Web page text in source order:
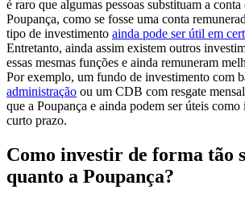
é raro que algumas pessoas substituam a
Poupança, como se fosse uma conta
tipo de investimento ainda pode ser útil em
Entretanto, ainda assim existem outros
essas mesmas funções e ainda remuneram
Por exemplo, um fundo de investimento com
administração ou um CDB com resgate
que a Poupança e ainda podem ser úteis
curto prazo.
Como investir de forma tão
quanto a Poupança?